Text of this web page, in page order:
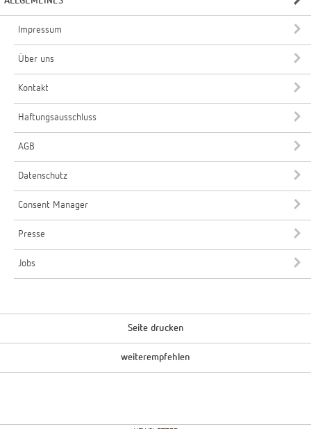
Impressum
Über uns
Kontakt
Haftungsausschluss
AGB
Datenschutz
Consent Manager
Presse
Jobs
Seite drucken
weiterempfehlen